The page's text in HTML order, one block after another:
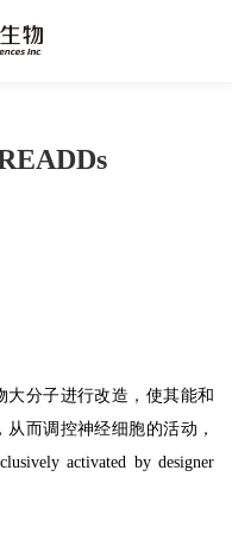
分子进行改造，使其能和
而调控神经细胞的活动，
activated by designer